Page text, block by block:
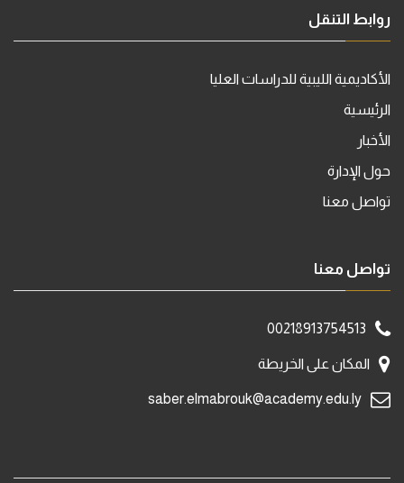
روابط التنقل
الأكاديمية الليبية للدراسات العليا
الرئيسية
الأخبار
حول الإدارة
تواصل معنا
تواصل معنا
00218913754513
المكان على الخريطة
saber.elmabrouk@academy.edu.ly